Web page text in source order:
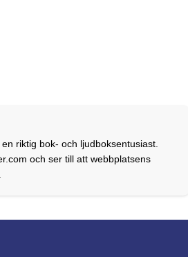
riktig bok- och ljudboksentusiast.
och ser till att webbplatsens